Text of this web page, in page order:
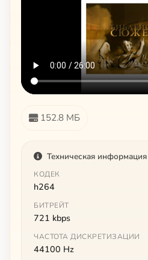
152.8 МБ
Техническая информация
КОДЕК
h264
БИТРЕЙТ
721 kbps
ЧАСТОТА ДИСКРЕТИЗАЦИИ
44100 Hz